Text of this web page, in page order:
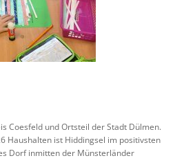
Coesfeld und Ortsteil der Stadt Dülmen.
Haushalten ist Hiddingsel im positivsten
Dorf inmitten der Münsterländer